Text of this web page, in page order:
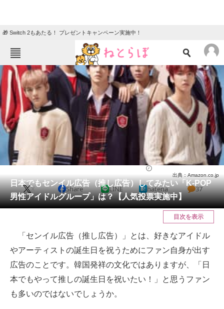
🎁 Switch 2もあたる！ プレゼントキャンペーン実施中！
ねとらぼメニュー
TOP ニュース
エンタメ クイズ
グルメ 地域
住まい 教育・育児
動物
会員記事
メディア
ITの今と未来を見通す
スマホと通信の最新トレンド
日本でもセンイル広告（推し広告）してみたい「K-POP
男性アイドルグループ」は？【人気投票実施中】
出典：Amazon.co.jp
X Share LINE hatena 37
目次を表示
「センイル広告（推し広告）」とは、好きなアイドル
やアーティストの誕生日を祝うためにファン自身が出す
広告のことです。韓国発祥の文化ではありますが、「日
本でもやって推しの誕生日を祝いたい！」と思うファン
も多いのではないでしょうか。